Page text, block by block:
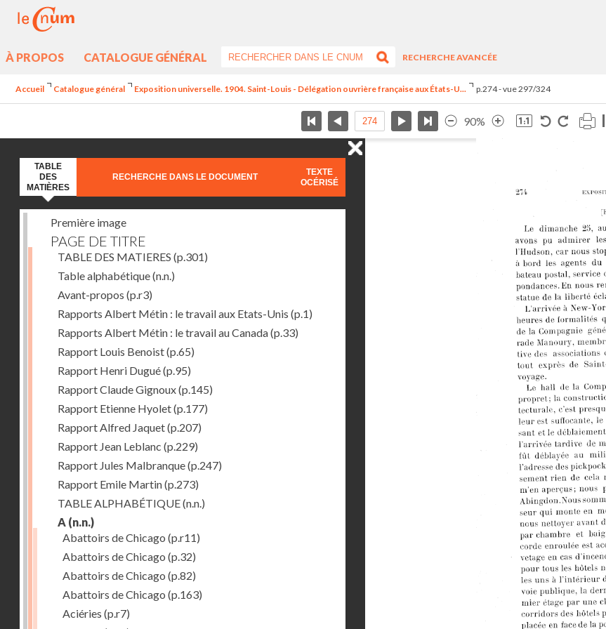
À PROPOS CATALOGUE GÉNÉRAL
RECHERCHE AVANCÉE
Accueil Catalogue général Exposition universelle. 1904. Saint-Louis - Délégation ouvrière française aux États-U... p.274 - vue 297/324
90%
TABLE
DES
MATIÈRES
RECHERCHE DANS LE DOCUMENT
TEXTE
OCÉRISÉ
Première image
PAGE DE TITRE
TABLE DES MATIERES (p.301)
Table alphabétique(n.n.)
Avant-propos (p.r3)
Rapports Albert Métin : le travail aux Etats-Unis (p.1)
Rapports Albert Métin : le travail au Canada(p.33)
Rapport Louis Benoist(p.65)
Rapport Henri Dugué(p.95)
Rapport Claude Gignoux(p.145)
Rapport Etienne Hyolet(p.177)
Rapport Alfred Jaquet(p.207)
Rapport Jean Leblanc (p.229)
Rapport Jules Malbranque(p.247)
Rapport Emile Martin(p.273)
TABLE ALPHABÉTIQUE(n.n.)
A (n.n.)
Abattoirs de Chicago (p.r11)
Abattoirs de Chicago (p.32)
Abattoirs de Chicago (p.82)
Abattoirs de Chicago (p.163)
Aciéries (p.r7)